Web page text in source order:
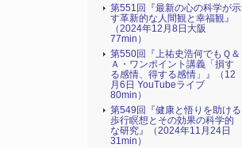
第551回『最新の心の科学が示
す革新的な人間観と幸福観』
（2024年12月8日大阪
77min）
第550回『上祐史浩何でもＱ＆
Ａ・ワンポイント講義「損す
る感情、得する感情」』（12
月6日 YouTubeライブ
80min）
第549回『健康と悟りを助ける
歩行瞑想とその効果の科学的
な研究』（2024年11月24日
31min）